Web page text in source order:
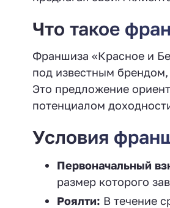
Что такое
Франшиза «Красное и
под известным
Это предложение
потенциалом
Условия
Первоначальный
размер которого
Роялти: В течение